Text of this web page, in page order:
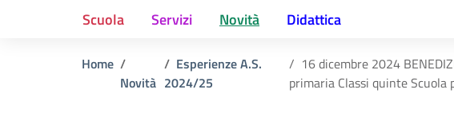
Scuola Servizi Novità Didattica
Home
Novità
Esperienze A.S.
2024/25
16 dicembre 2024
primaria Classi quinte Scuola